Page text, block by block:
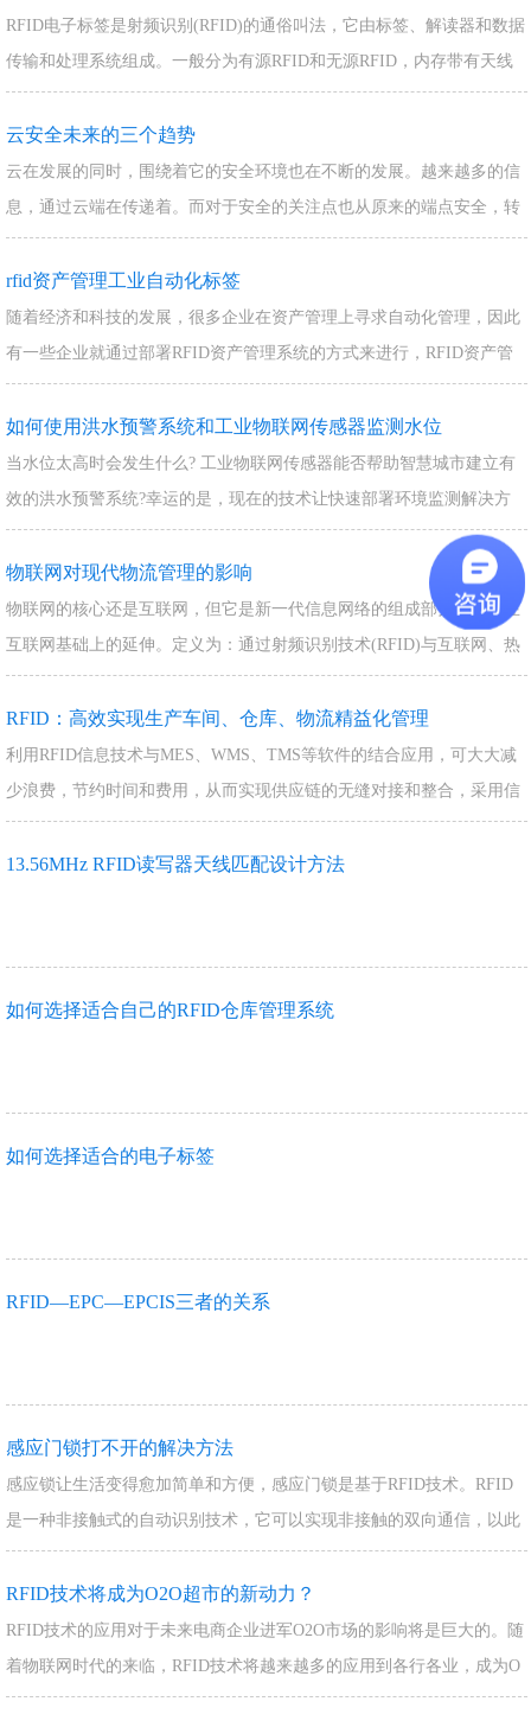
RFID电子标签是射频识别(RFID)的通俗叫法，它由标签、解读器和数据
传输和处理系统组成。一般分为有源RFID和无源RFID，内存带有天线
的芯片，芯片中存储有能够…
云安全未来的三个趋势
云在发展的同时，围绕着它的安全环境也在不断的发展。越来越多的信
息，通过云端在传递着。而对于安全的关注点也从原来的端点安全，转
移到了交付的应用程序、数据和用户体验上。…
rfid资产管理工业自动化标签
随着经济和科技的发展，很多企业在资产管理上寻求自动化管理，因此
有一些企业就通过部署RFID资产管理系统的方式来进行，RFID资产管
理系统在实施过程中会使用到工业自动…
如何使用洪水预警系统和工业物联网传感器监测水位
当水位太高时会发生什么? 工业物联网传感器能否帮助智慧城市建立有
效的洪水预警系统?幸运的是，现在的技术让快速部署环境监测解决方
案变得更加容易。在本文中，我们将关注物…
物联网对现代物流管理的影响
物联网的核心还是互联网，但它是新一代信息网络的组成部分，也是在
互联网基础上的延伸。定义为：通过射频识别技术(RFID)与互联网、热
敏感应器、GPS、激光扫描设备、气…
RFID：高效实现生产车间、仓库、物流精益化管理
利用RFID信息技术与MES、WMS、TMS等软件的结合应用，可大大减
少浪费，节约时间和费用，从而实现供应链的无缝对接和整合，采用信
息化管理手段对企业的生产、仓储、…
13.56MHz RFID读写器天线匹配设计方法
如何选择适合自己的RFID仓库管理系统
如何选择适合的电子标签
RFID—EPC—EPCIS三者的关系
感应门锁打不开的解决方法
感应锁让生活变得愈加简单和方便，感应门锁是基于RFID技术。RFID
是一种非接触式的自动识别技术，它可以实现非接触的双向通信，以此
达到数据交换与识别的目的，不需要人…
RFID技术将成为O2O超市的新动力？
RFID技术的应用对于未来电商企业进军O2O市场的影响将是巨大的。随
着物联网时代的来临，RFID技术将越来越多的应用到各行各业，成为O
2O发展的新动力。